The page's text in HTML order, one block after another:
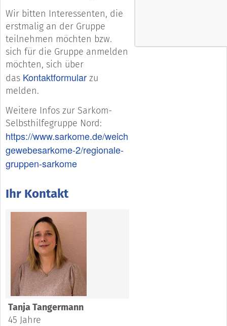
Wir bitten Interessenten, die
erstmalig an der Gruppe
teilnehmen möchten bzw.
sich für die Gruppe anmelden
möchten, sich über
das Kontaktformular zu
melden.
Weitere Infos zur Sarkom-
Selbsthilfegruppe Nord:
https://www.sarkome.de/weich
gewebesarkome-2/regionale-
gruppen-sarkome
Ihr Kontakt
Tanja Tangermann
45 Jahre